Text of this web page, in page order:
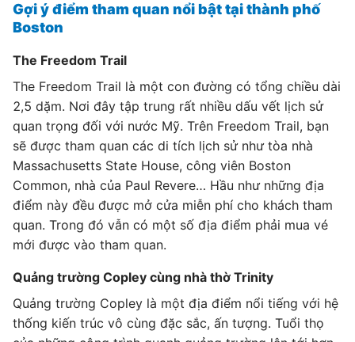
Gợi ý điểm tham quan nổi bật tại thành phố
Boston
The Freedom Trail
The Freedom Trail là một con đường có tổng chiều dài
2,5 dặm. Nơi đây tập trung rất nhiều dấu vết lịch sử
quan trọng đối với nước Mỹ. Trên Freedom Trail, bạn
sẽ được tham quan các di tích lịch sử như tòa nhà
Massachusetts State House, công viên Boston
Common, nhà của Paul Revere… Hầu như những địa
điểm này đều được mở cửa miễn phí cho khách tham
quan. Trong đó vẫn có một số địa điểm phải mua vé
mới được vào tham quan.
Quảng trường Copley cùng nhà thờ Trinity
Quảng trường Copley là một địa điểm nổi tiếng với hệ
thống kiến trúc vô cùng đặc sắc, ấn tượng. Tuổi thọ